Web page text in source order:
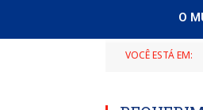
O
VOCÊ ESTÁ EM: